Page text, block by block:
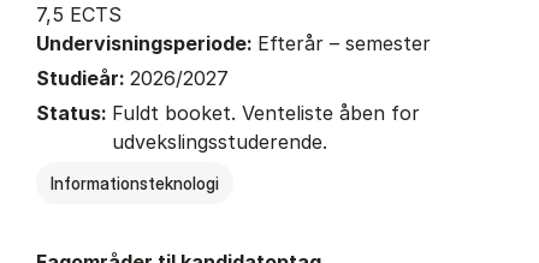
7,5 ECTS
Undervisningsperiode: Efterår – semester
Studieår: 2026/2027
Status: Fuldt booket. Venteliste åben for
udvekslingsstuderende.
Informationsteknologi